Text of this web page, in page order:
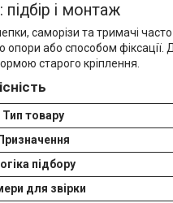
і монтаж
саморізи та тримачі
або способом фіксації.
старого кріплення.
Тип товару
Призначення
підбору
для звірки